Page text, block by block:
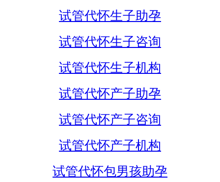
试管代怀生子助孕
试管代怀生子咨询
试管代怀生子机构
试管代怀产子助孕
试管代怀产子咨询
试管代怀产子机构
试管代怀包男孩助孕